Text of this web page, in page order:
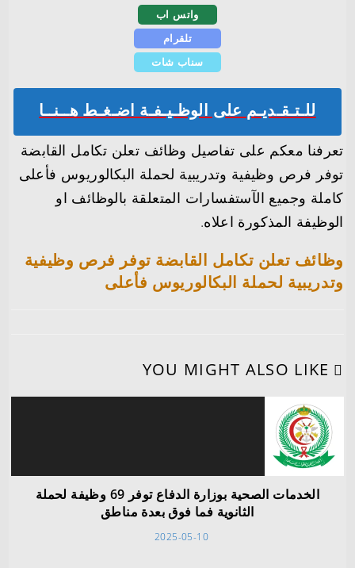
واتس اب
تلقرام
سناب شات
للـتـقـديـم على الوظـيـفـة اضـغـط هــنــا
تعرفنا معكم على تفاصيل وظائف تعلن تكامل القابضة
توفر فرص وظيفية وتدريبية لحملة البكالوريوس فأعلى
كاملة وجميع الآستفسارات المتعلقة بالوظائف او
الوظيفة المذكورة اعلاه.
وظائف تعلن تكامل القابضة توفر فرص وظيفية
وتدريبية لحملة البكالوريوس فأعلى
YOU MIGHT ALSO LIKE
الخدمات الصحية بوزارة الدفاع توفر 69 وظيفة لحملة
الثانوية فما فوق بعدة مناطق
2025-05-10